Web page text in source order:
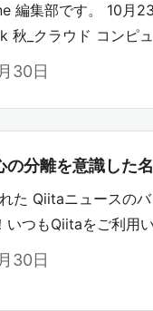
編集部です。 10月
秋_クラウド コンピ
30日
分離を意識した
た Qiitaニュースの
いつもQiitaをご利用
30日